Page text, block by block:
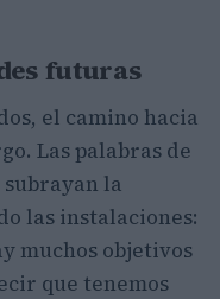
futuras
el camino hacia
Las palabras de
la
las instalaciones:
muchos objetivos
que tenemos